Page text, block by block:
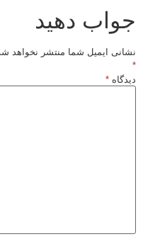
جواب دهید
نشانی ایمیل شما منتشر نخواهد شد.
دیدگاه*